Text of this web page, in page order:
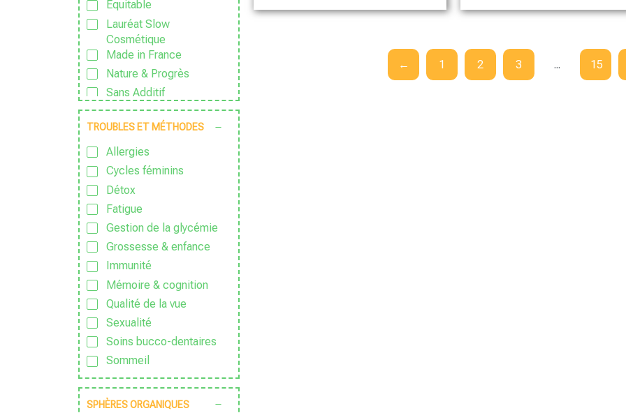
Équitable
Lauréat Slow
Cosmétique
Made in France
Nature & Progrès
Sans Additif
Sans Alcool
Sans colorant
Sans Conservateur
Sans Excipient
Sans Gluten
Sans huile de palme
Sans huile essentielle
Sans lactose
Sans nanoparticules
Sans OGM
Sans parfum
Sans Pesticide
Sans sucre ajouté
Sauvage
Traditionnel
Vegan
TROUBLES ET MÉTHODES
Allergies
Cycles féminins
Détox
Fatigue
Gestion de la glycémie
Grossesse & enfance
Immunité
Mémoire & cognition
Qualité de la vue
Sexualité
Soins bucco-dentaires
Sommeil
Sport & Vitalité
Stress
SPHÈRES ORGANIQUES
← 1 2 3 … 15